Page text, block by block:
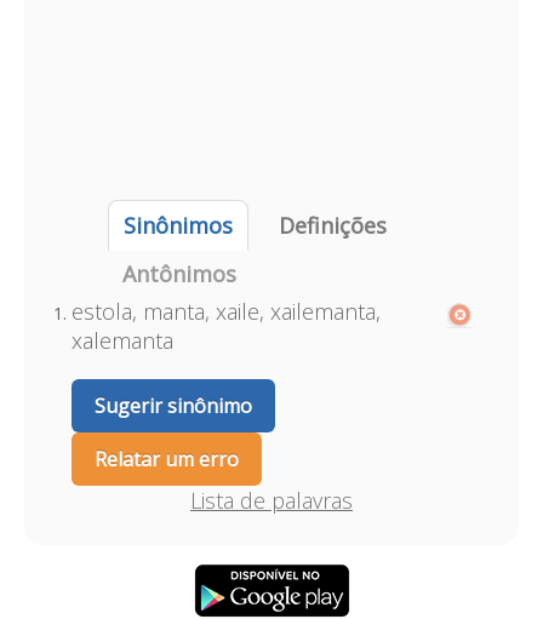
Sinônimos
Definições
Antônimos
estola, manta, xaile, xailemanta,
xalemanta
Sugerir sinônimo
Relatar um erro
Lista de palavras